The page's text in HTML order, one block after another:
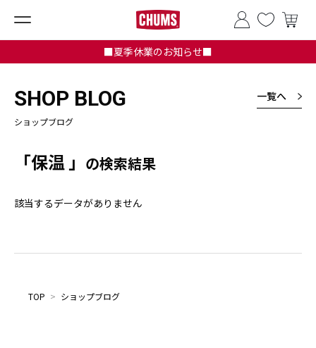
■夏季休業のお知らせ■
SHOP BLOG
ショップブログ
一覧へ
「保温 」 の検索結果
該当するデータがありません
TOP > ショップブログ